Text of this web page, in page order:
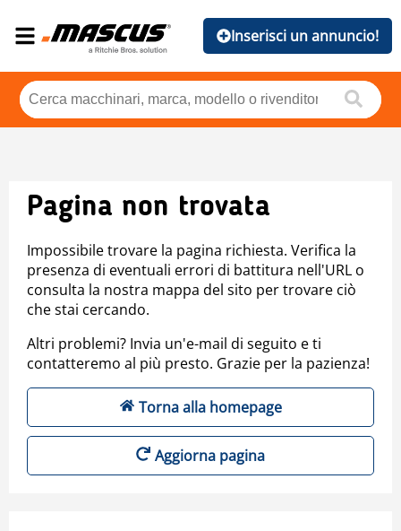
Inserisci un annuncio!
Pagina non trovata
Impossibile trovare la pagina richiesta. Verifica la
presenza di eventuali errori di battitura nell'URL o
consulta la nostra mappa del sito per trovare ciò
che stai cercando.
Altri problemi? Invia un'e-mail di seguito e ti
contatteremo al più presto. Grazie per la pazienza!
Torna alla homepage
Aggiorna pagina